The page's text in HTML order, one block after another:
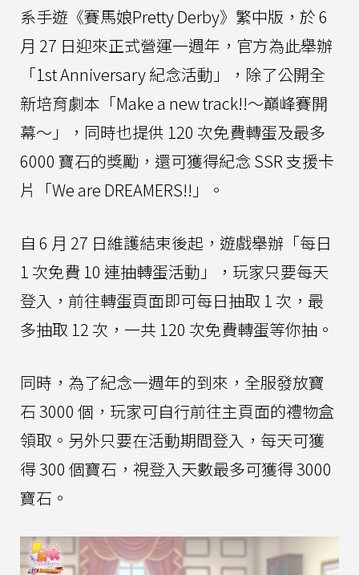
系手遊《賽馬娘Pretty Derby》繁中版，於 6
月 27 日迎來正式營運一週年，官方為此舉辦
「1st Anniversary 紀念活動」，除了公開全
新培育劇本「Make a new track!!～巔峰賽開
幕～」，同時也提供 120 次免費轉蛋及最多
6000 寶石的獎勵，還可獲得紀念 SSR 支援卡
片「We are DREAMERS!!」。
自 6 月 27 日維護結束後起，遊戲舉辦「每日
1 次免費 10 連抽轉蛋活動」，玩家只要每天
登入，前往轉蛋頁面即可每日抽取 1 次，最
多抽取 12 次，一共 120 次免費轉蛋等你抽。
同時，為了紀念一週年的到來，全服發放寶
石 3000 個，玩家可自行前往主頁面的禮物盒
領取。另外只要在活動期間登入，每天可獲
得 300 個寶石，視登入天數最多可獲得 3000
寶石。